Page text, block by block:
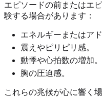
エピソードの前またはエ
験する場合があります：
エネルギーまたはア
震えやピリピリ感。
動悸や心拍数の増加。
胸の圧迫感。
これらの兆候が心に響く